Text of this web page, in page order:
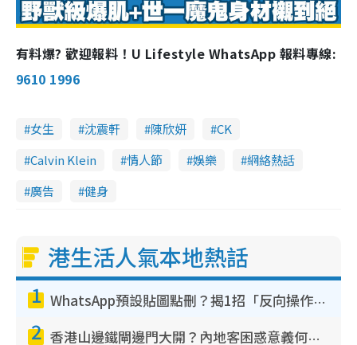
T
m
有料爆? 歡迎報料！U Lifestyle WhatsApp 報料專線:
9610 1996
女生 沈震軒 陳欣妍
CK
Calvin Klein
情人節 娛樂
網絡熱話
廣告
健身
港生活人氣本地熱話
1 WhatsApp預設貼圖點刪？揭1招「反向操作」還原簡潔介面 附3步實測教學
2 香港山邊鐵閘邊門大開？內地客困惑意義何在！網民神回覆：呢種叫法理性防禦